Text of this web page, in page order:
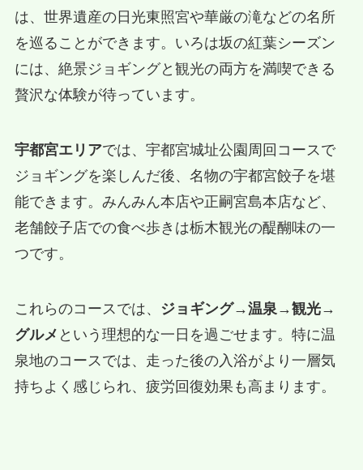
は、世界遺産の日光東照宮や華厳の滝などの名所
を巡ることができます。いろは坂の紅葉シーズン
には、絶景ジョギングと観光の両方を満喫できる
贅沢な体験が待っています。
宇都宮エリアでは、宇都宮城址公園周回コースで
ジョギングを楽しんだ後、名物の宇都宮餃子を堪
能できます。みんみん本店や正嗣宮島本店など、
老舗餃子店での食べ歩きは栃木観光の醍醐味の一
つです。
これらのコースでは、
ジョギング→温泉→観光→
グルメ という理想的な一日を過ごせます。特に温
泉地のコースでは、走った後の入浴がより一層気
持ちよく感じられ、疲労回復効果も高まります。